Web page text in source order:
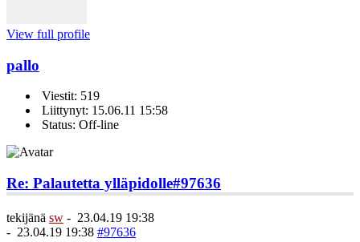
View full profile
pallo
Viestit: 519
Liittynyt: 15.06.11 15:58
Status: Off-line
Re: Palautetta ylläpidolle#97636
tekijänä sw - 23.04.19 19:38
- 23.04.19 19:38 #97636